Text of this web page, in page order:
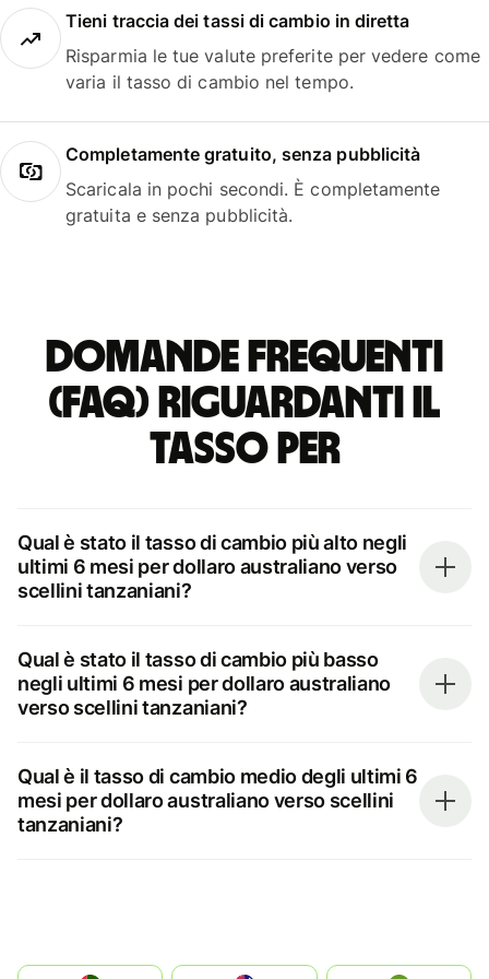
Tieni traccia dei tassi di cambio in diretta
Risparmia le tue valute preferite per vedere come
varia il tasso di cambio nel tempo.
Completamente gratuito, senza pubblicità
Scaricala in pochi secondi. È completamente
gratuita e senza pubblicità.
Domande frequenti
(FAQ) riguardanti il
tasso per
Qual è stato il tasso di cambio più alto negli
ultimi 6 mesi per dollaro australiano verso
scellini tanzaniani?
Qual è stato il tasso di cambio più basso
negli ultimi 6 mesi per dollaro australiano
verso scellini tanzaniani?
Qual è il tasso di cambio medio degli ultimi 6
mesi per dollaro australiano verso scellini
tanzaniani?